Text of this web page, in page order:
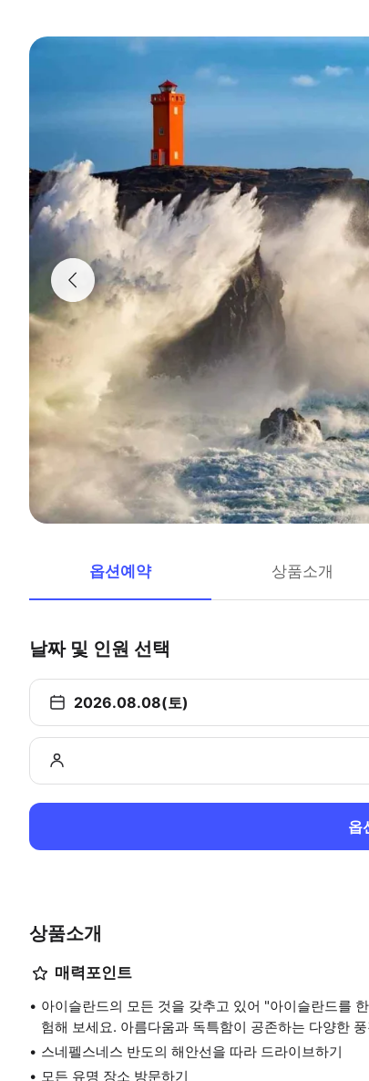
옵션예약 상품소개
날짜 및 인원 선택
2026.08.08(토)
옵
상품소개
매력포인트
아이슬란드의 모든 것을 갖추고 있어 "아이슬란드를
험해 보세요. 아름다움과 독특함이 공존하는 다양한
스네펠스네스 반도의 해안선을 따라 드라이브하기
모든 유명 장소 방문하기